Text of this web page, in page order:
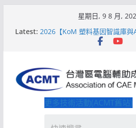
星期日, 9 8 月,
Latest: 2026【KoM 塑料基因智識庫與
【培訓課程】【ACMT Ｔ零量
具展重磅登場
ACMT打造「Smart Molding
2026【QoM 射出成型高品質
更多技術活動(ACMT舊站)